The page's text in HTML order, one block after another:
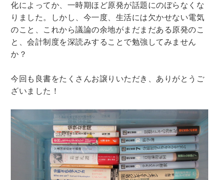
化によってか、一時期ほど原発が話題にのぼらなくな
りました。しかし、今一度、生活には欠かせない電気
のこと、これから議論の余地がまだまだある原発のこ
と、会計制度を深読みすることで勉強してみません
か？
今回も良書をたくさんお譲りいただき、ありがとうご
ざいました！